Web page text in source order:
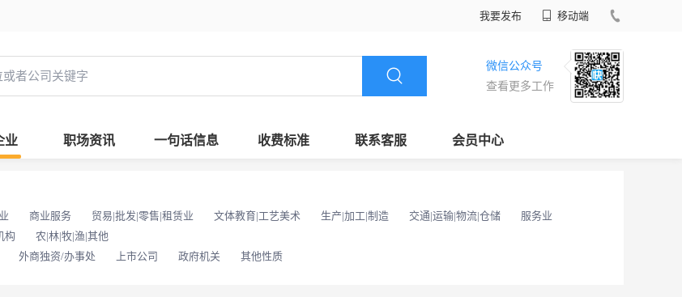
我要发布 移动端
微信公众号
查看更多工作
业 职场资讯 一句话信息 收费标准 联系客服 会员中心
商业服务 贸易|批发|零售|租赁业 文体教育|工艺美术 生产|加工|制造 交通|运输|物流|仓储
服务业
构
农|林|牧|渔|其他
外商独资/办事处 上市公司 政府机关 其他性质